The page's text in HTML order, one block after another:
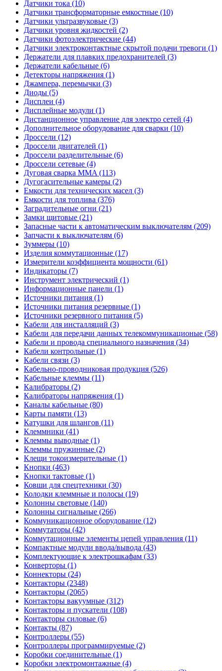
Датчики тока (10)
Датчики трансформаторные емкостные (10)
Датчики ультразвуковые (3)
Датчики уровня жидкостей (2)
Датчики фотоэлектрические (44)
Датчики электроконтактные скрытой подачи тревоги (1)
Держатели для плавких предохранителей (3)
Держатели кабельные (6)
Детекторы напряжения (1)
Джампера, перемычки (3)
Диоды (5)
Дисплеи (4)
Дисплейные модули (1)
Дистанционное управление для электро сетей (4)
Дополнительное оборудование для сварки (10)
Дроссели (12)
Дроссели двигателей (1)
Дроссели разделительные (6)
Дроссели сетевые (4)
Дуговая сварка MMA (113)
Дугогасительные камеры (2)
Емкости для технических масел (3)
Емкости для топлива (376)
Заградительные огни (21)
Замки щитовые (21)
Запасные части к автоматическим выключателям (209)
Запчасти к выключателям (6)
Зуммеры (10)
Изделия коммутационные (17)
Измерители коэффициента мощности (61)
Индикаторы (7)
Инструмент электрический (1)
Информационные панели (1)
Источники питания (1)
Источники питания резервные (1)
Источники резервного питания (5)
Кабели для инсталляций (3)
Кабели для передачи данных телекоммуникационые (58)
Кабели и провода специального назначения (34)
Кабели контрольные (1)
Кабели связи (3)
Кабельно-проводниковая продукция (526)
Кабельные клеммы (11)
Калибраторы (2)
Калибраторы напряжения (1)
Каналы кабельные (80)
Карты памяти (13)
Катушки для шлангов (11)
Клеммники (41)
Клеммы выводные (1)
Клеммы пружинные (2)
Клещи токоизмерительные (1)
Кнопки (463)
Кнопки тактовые (1)
Ковши для спецтехники (30)
Колодки клеммные и полосы (19)
Колонны световые (140)
Колонны сигнальные (266)
Коммуникационное оборудование (12)
Коммутаторы (42)
Коммутационные элементы цепей управления (11)
Компактные модули ввода/вывода (43)
Комплектующие к электрошкафам (33)
Конверторы (1)
Коннекторы (24)
Контакторы (2348)
Контакторы (2065)
Контакторы вакуумные (312)
Контакторы и пускатели (108)
Контакторы силовые (6)
Контакты (87)
Контроллеры (55)
Контроллеры программируемые (2)
Коробки соединительные (1)
Коробки электромонтажные (4)